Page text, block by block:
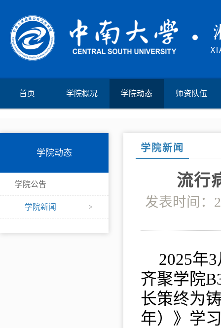
首页 学院概况 学院动态 师资队伍
学院动态
学院公告
学院新闻
学院新闻
流行
发表时间
2025年3
齐聚学院
长策终为
年）》学